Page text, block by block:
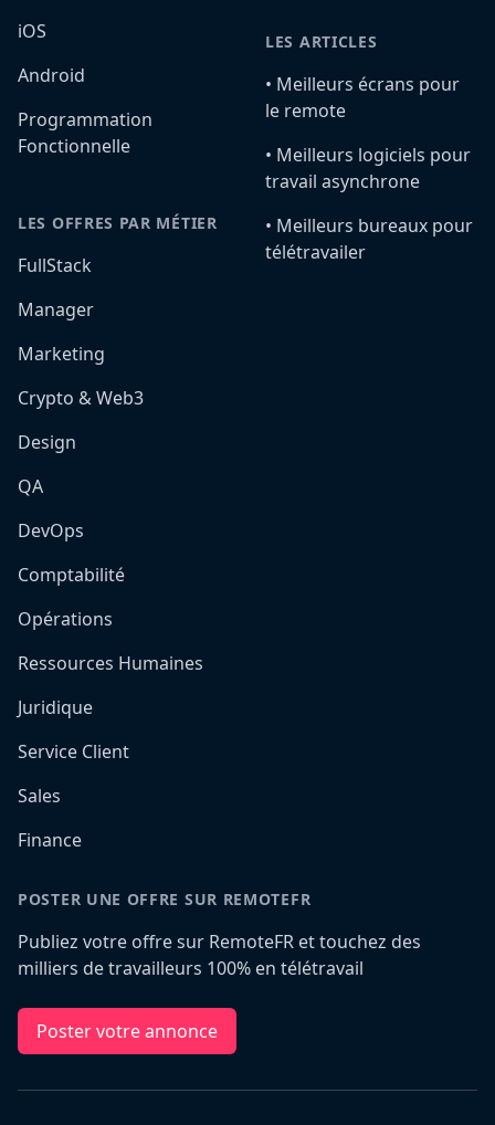
iOS
Android
Programmation
Fonctionnelle
LES OFFRES PAR MÉTIER
FullStack
Manager
Marketing
Crypto & Web3
Design
QA
DevOps
Comptabilité
Opérations
Ressources Humaines
Juridique
Service Client
Sales
Finance
LES ARTICLES
•️ Meilleurs écrans pour
le remote
•️ Meilleurs logiciels pour
travail asynchrone
•️ Meilleurs bureaux pour
télétravailer
POSTER UNE OFFRE SUR REMOTEFR
Publiez votre offre sur RemoteFR et touchez des
milliers de travailleurs 100% en télétravail
Poster votre annonce